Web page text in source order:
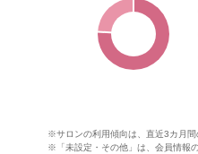
※サロンの利用傾向は、直近3カ月
※「未設定・その他」は、会員情報